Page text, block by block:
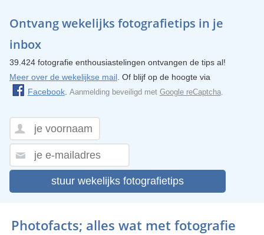
Ontvang wekelijks fotografietips in je
inbox
39.424 fotografie enthousiastelingen ontvangen de tips al!
Meer over de wekelijkse mail. Of blijf op de hoogte via
Facebook. Aanmelding beveiligd met Google reCaptcha.
stuur wekelijks fotografietips
Photofacts; alles wat met fotografie